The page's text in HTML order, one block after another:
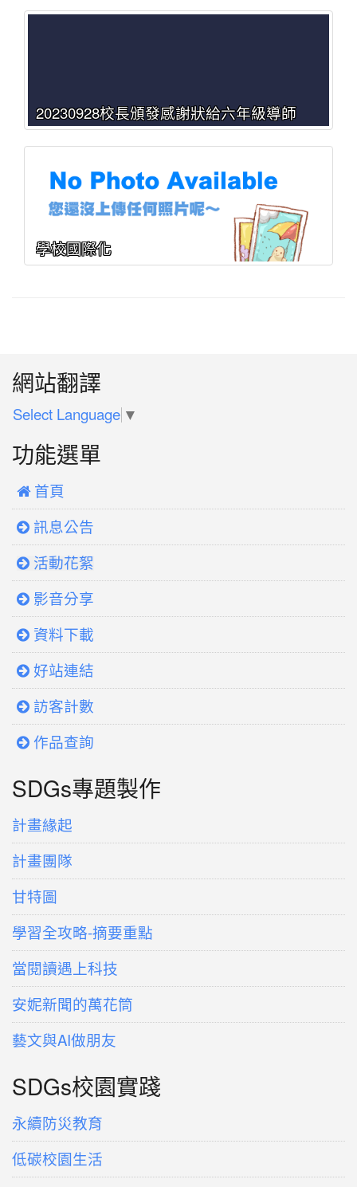
20230928校長頒發感謝狀給六年級導師
學校國際化
網站翻譯
Select Language ▼
功能選單
 首頁
訊息公告
活動花絮
影音分享
資料下載
好站連結
訪客計數
作品查詢
SDGs專題製作
計畫緣起
計畫團隊
甘特圖
學習全攻略-摘要重點
當閱讀遇上科技
安妮新聞的萬花筒
藝文與AI做朋友
SDGs校園實踐
永續防災教育
低碳校園生活